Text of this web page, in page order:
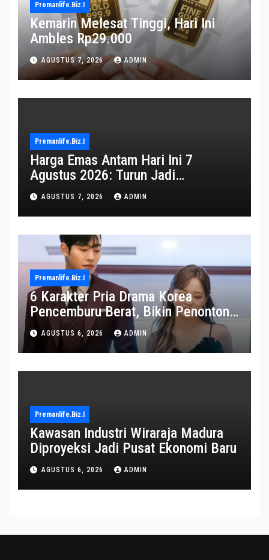
Premanlife.biz.i
Kemarin Melesat Tinggi, Hari Ini
Ambles Rp29.000
AGUSTUS 7, 2026 ADMIN
Premanlife.biz.i
Harga Emas Antam Hari Ini 7
Agustus 2026: Turun Jadi
Rp2.650.000
AGUSTUS 7, 2026 ADMIN
Premanlife.biz.i
6 Karakter Pria Drama Korea
Pencemburu Berat, Bikin Penonton
Gemas
AGUSTUS 6, 2026 ADMIN
Premanlife.biz.i
Kawasan Industri Wiraraja Madura
Diproyeksi Jadi Pusat Ekonomi Baru
AGUSTUS 6, 2026 ADMIN